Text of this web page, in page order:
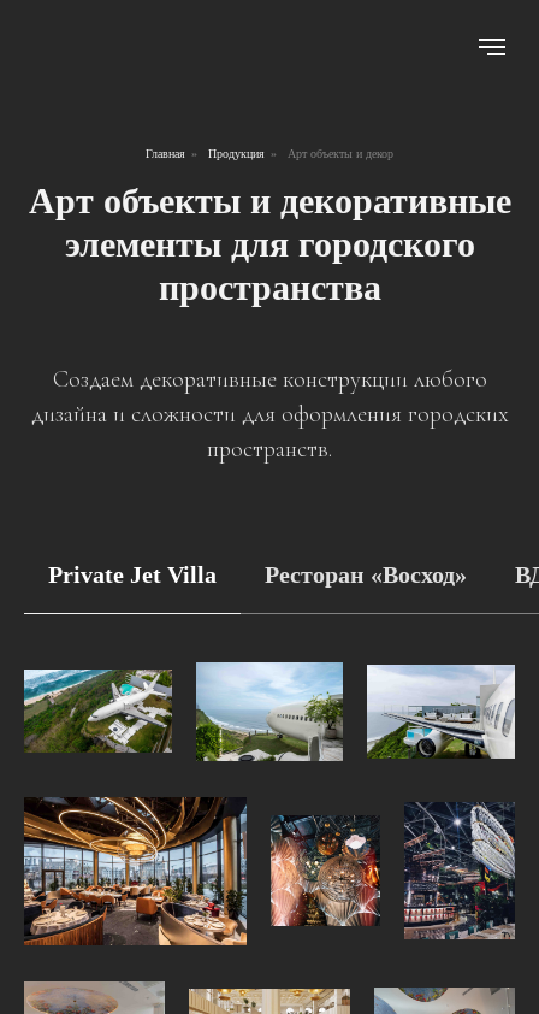
Главная » Продукция » Арт объекты и декор
Арт объекты и декоративные
элементы для городского
пространства
Создаем декоративные конструкции любого
дизайна и сложности для оформления городских
пространств.
Private Jet Villa Ресторан «Восход»